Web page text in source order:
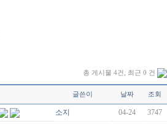
총 게시물 4건, 최근 0 건
글쓴이 날짜 조회
소지 04-24
3747